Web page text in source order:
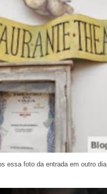
essa foto da entrada em outro dia